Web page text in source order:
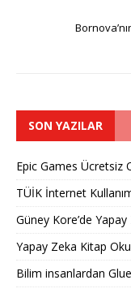
SON YAZILAR
Epic Games Ücretsiz
TÜİK İnternet
Güney Kore’de
Yapay Zeka Kitap
Bilim insanlardan